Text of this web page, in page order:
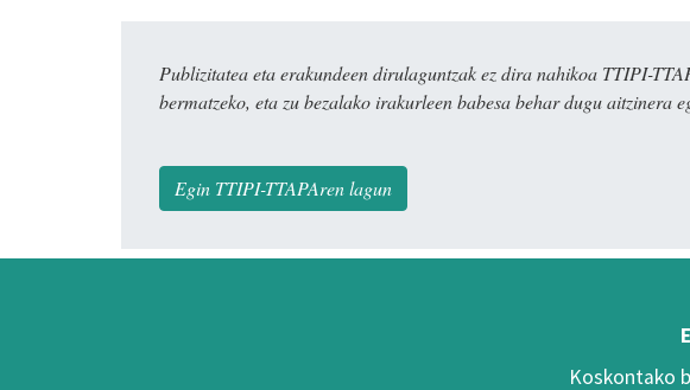
Publizitatea eta erakundeen dirulaguntzak ez dira nahikoa TTIPI-
bermatzeko, eta zu bezalako irakurleen babesa behar dugu aitzinera
Egin TTIPI-TTAPAren lagun
Koskontako